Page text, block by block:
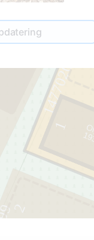
14770201
2
1
1930- 195